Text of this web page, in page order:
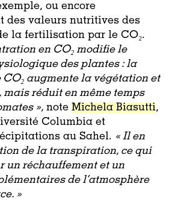
ou encore
des valeurs nutritives des
la fertilisation par le CO₂.
en CO₂ modifie le
des plantes : la
augmente la végétation et
réduit en même temps
», note Michela Biasutti,
Columbia et
au Sahel. «Il en
de la transpiration, ce qui
un réchauffement et un
de l’atmosphère
»